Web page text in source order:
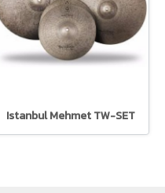
Istanbul Mehmet TW-SET